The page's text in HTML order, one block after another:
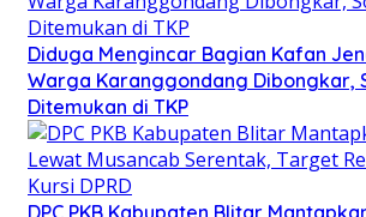
Diduga Mengincar Bagian Kafan
Warga Karanggondang Dibongkar,
Ditemukan di TKP
DPC PKB Kabupaten Blitar